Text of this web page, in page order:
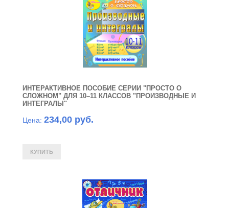
ИНТЕРАКТИВНОЕ ПОСОБИЕ СЕРИИ "ПРОСТО О
СЛОЖНОМ" ДЛЯ 10–11 КЛАССОВ "ПРОИЗВОДНЫЕ И
ИНТЕГРАЛЫ"
Цена: 234,00 руб.